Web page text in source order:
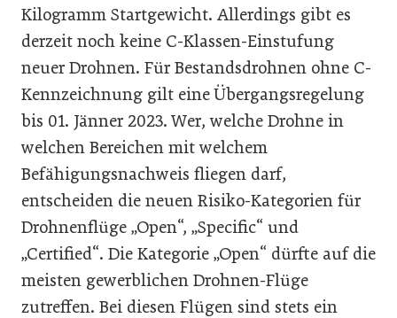
Kilogramm Startgewicht. Allerdings gibt es
derzeit noch keine C-Klassen-Einstufung
neuer Drohnen. Für Bestandsdrohnen ohne C-
Kennzeichnung gilt eine Übergangsregelung
bis 01. Jänner 2023. Wer, welche Drohne in
welchen Bereichen mit welchem
Befähigungsnachweis fliegen darf,
entscheiden die neuen Risiko-Kategorien für
Drohnenflüge „Open“, „Specific“ und
„Certified“. Die Kategorie „Open“ dürfte auf die
meisten gewerblichen Drohnen-Flüge
zutreffen. Bei diesen Flügen sind stets ein